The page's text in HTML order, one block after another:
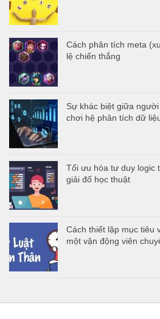
Cách phân tích meta
lệ chiến thắng
Sự khác biệt giữa
chơi hệ phân tích dữ
Tối ưu hóa tư duy logic
giải đố học thuật
Cách thiết lập mục tiêu
một vận động viên